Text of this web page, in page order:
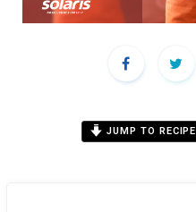
JUMP TO RECIPE